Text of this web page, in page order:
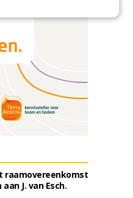
raamovereenkomst
J. van Esch.